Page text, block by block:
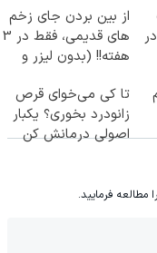
از بین بردن جای زخم
های قدیمی، فقط در 3
هفته!! (بدون لیزر و
تا کی می‌خوای قرص
زانودرد بخوری؟ یکبار
اصولی درمانش کن
را مطالعه فرمایید.